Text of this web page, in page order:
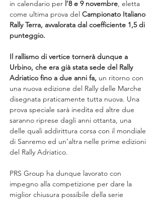
in calendario per l’8 e 9 novembre, eletta
come ultima prova del Campionato Italiano
Rally Terra, avvalorata dal coefficiente 1,5 di
punteggio.
Il rallismo di vertice tornerà dunque a
Urbino, che era già stata sede del Rally
Adriatico fino a due anni fa, un ritorno con
una nuova edizione del Rally delle Marche
disegnata praticamente tutta nuova. Una
prova speciale sarà inedita ed altre due
saranno riprese dagli anni ottanta, una
delle quali addirittura corsa con il mondiale
di Sanremo ed un’altra nelle prime edizioni
del Rally Adriatico.
PRS Group ha dunque lavorato con
impegno alla competizione per dare la
miglior chiusura possibile della serie